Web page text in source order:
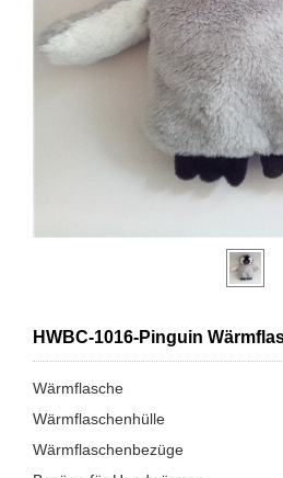
HWBC-1016-Pinguin
Wärmflasche
Wärmflaschenhülle
Wärmflaschenbezüge